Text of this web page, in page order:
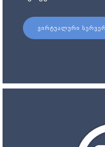
ᲕᲘᲠᲢᲣᲐᲚᲣᲠᲘ